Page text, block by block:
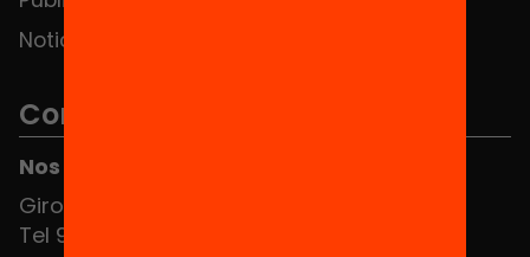
Noticias
Contacto
Nos puedes encontrar en el HUB Social
Girona 34, interior 08010 Barcelona
Tel 934 588 700